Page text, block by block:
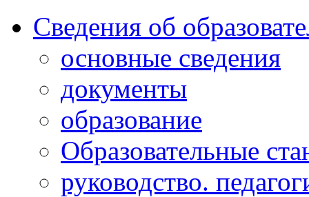
Сведения об
основные сведения
документы
образование
Образовательные
руководство.